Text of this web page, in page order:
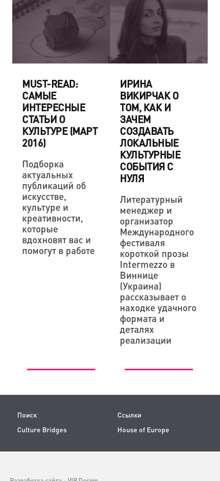
MUST-READ:
САМЫЕ
ИНТЕРЕСНЫЕ
СТАТЬИ О
КУЛЬТУРЕ (МАРТ
2016)
Подборка
актуальных
публикаций об
искусстве,
культуре и
креативности,
которые
вдохновят вас и
помогут в работе
ИРИНА
ВИКИРЧАК О
ТОМ, КАК И
ЗАЧЕМ
СОЗДАВАТЬ
ЛОКАЛЬНЫЕ
КУЛЬТУРНЫЕ
СОБЫТИЯ С
НУЛЯ
Литературный
менеджер и
организатор
Международного
фестиваля
короткой прозы
Intermezzo в
Виннице
(Украина)
рассказывает о
находке удачного
формата и
деталях
реализации
Поиск
Ссылки
Culture Bridges
House of Europe